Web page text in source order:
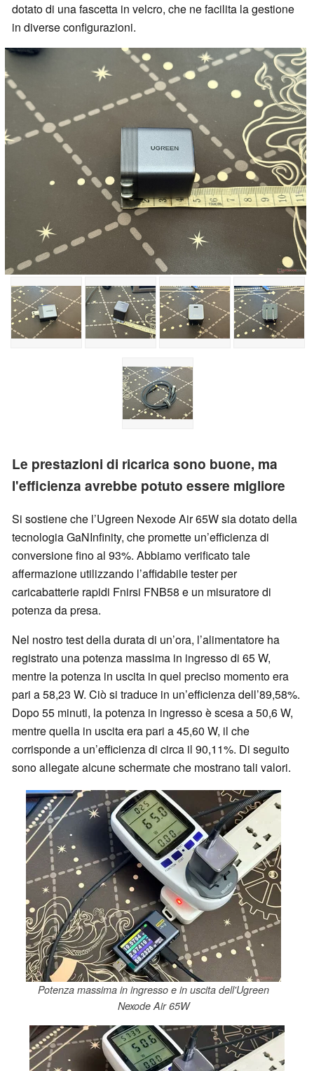
dotato di una fascetta in velcro, che ne facilita la gestione
in diverse configurazioni.
Le prestazioni di ricarica sono buone, ma
l'efficienza avrebbe potuto essere migliore
Si sostiene che l’Ugreen Nexode Air 65W sia dotato della
tecnologia GaNInfinity, che promette un’efficienza di
conversione fino al 93%. Abbiamo verificato tale
affermazione utilizzando l’affidabile tester per
caricabatterie rapidi Fnirsi FNB58 e un misuratore di
potenza da presa.
Nel nostro test della durata di un’ora, l’alimentatore ha
registrato una potenza massima in ingresso di 65 W,
mentre la potenza in uscita in quel preciso momento era
pari a 58,23 W. Ciò si traduce in un’efficienza dell’89,58%.
Dopo 55 minuti, la potenza in ingresso è scesa a 50,6 W,
mentre quella in uscita era pari a 45,60 W, il che
corrisponde a un’efficienza di circa il 90,11%. Di seguito
sono allegate alcune schermate che mostrano tali valori.
Potenza massima in ingresso e in uscita dell'Ugreen
Nexode Air 65W